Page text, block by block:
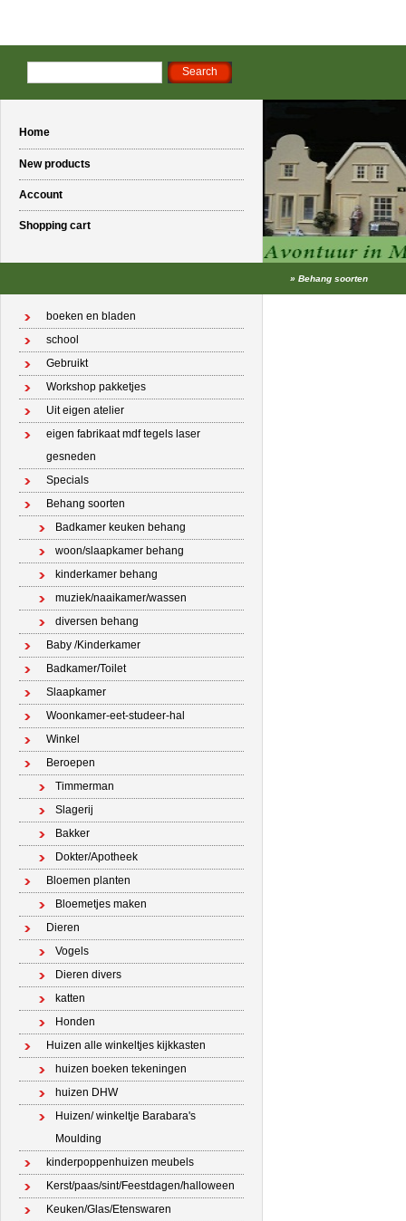
Home
New products
Account
Shopping cart
» Behang soorten
boeken en bladen
school
Gebruikt
Workshop pakketjes
Uit eigen atelier
eigen fabrikaat mdf tegels laser
gesneden
Specials
Behang soorten
Badkamer keuken behang
woon/slaapkamer behang
kinderkamer behang
muziek/naaikamer/wassen
diversen behang
Baby /Kinderkamer
Badkamer/Toilet
Slaapkamer
Woonkamer-eet-studeer-hal
Winkel
Beroepen
Timmerman
Slagerij
Bakker
Dokter/Apotheek
Bloemen planten
Bloemetjes maken
Dieren
Vogels
Dieren divers
katten
Honden
Huizen alle winkeltjes kijkkasten
huizen boeken tekeningen
huizen DHW
Huizen/ winkeltje Barabara's
Moulding
kinderpoppenhuizen meubels
Kerst/paas/sint/Feestdagen/halloween
Keuken/Glas/Etenswaren